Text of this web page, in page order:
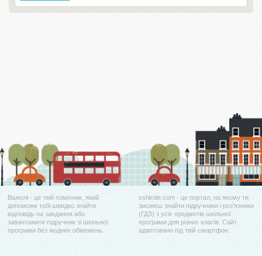
Вшколі - це твій помічник, який
допоможе тобі швидко знайти
відповідь на завдання або
завантажити підручник зі шкільної
програми без жодних обмежень.
vshkole.com - це портал, на якому ти
зможеш знайти підручники і роз'язники
(ГДЗ) з усіх предметів шкільної
програми для різних класів. Сайт
адаптовано під твій смартфон.